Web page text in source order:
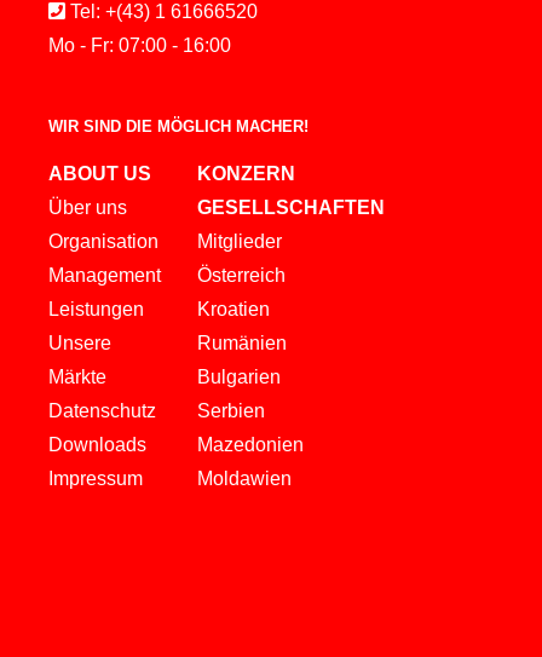
Tel: +(43) 1 61666520
Mo - Fr: 07:00 - 16:00
WIR SIND DIE MÖGLICH MACHER!
ABOUT US
Über uns
Organisation
Management
Leistungen
Unsere
Märkte
Datenschutz
Downloads
Impressum
KONZERN
GESELLSCHAFTEN
Mitglieder
Österreich
Kroatien
Rumänien
Bulgarien
Serbien
Mazedonien
Moldawien